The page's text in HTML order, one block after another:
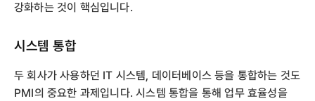
강화하는 것이 핵심입니다.
시스템 통합
두 회사가 사용하던 IT 시스템, 데이터베이스 등을 통합하는 것도
PMI의 중요한 과제입니다. 시스템 통합을 통해 업무 효율성을